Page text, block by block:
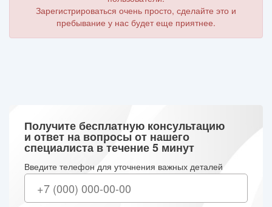
Зарегистрироваться очень просто, сделайте это и
пребывание у нас будет еще приятнее.
Получите бесплатную консультацию
и ответ на вопросы от нашего
специалиста в течение 5 минут
Введите телефон для уточнения важных деталей